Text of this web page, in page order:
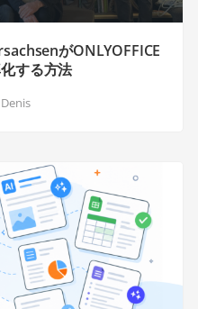
がONLYOFFICE
する方法